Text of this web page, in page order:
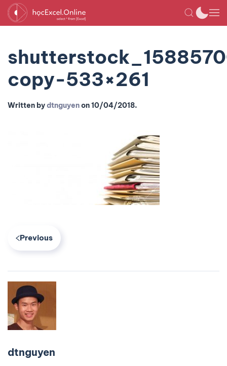
copy-533×261
Written bydtnguyenon10/04/2018.
Previous
dtnguyen